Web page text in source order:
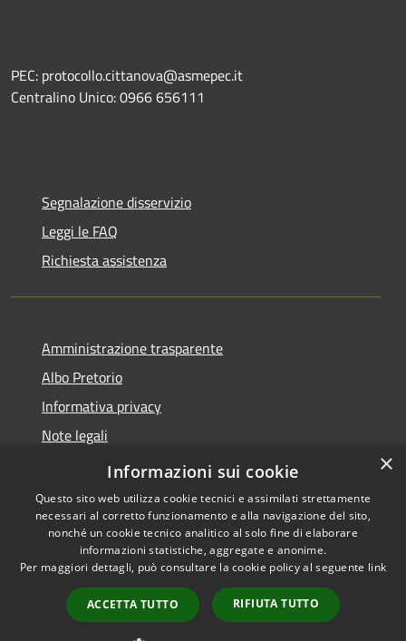
PEC: protocollo.cittanova@asmepec.it
Centralino Unico: 0966 656111
Segnalazione disservizio
Leggi le FAQ
Richiesta assistenza
Amministrazione trasparente
Albo Pretorio
Informativa privacy
Note legali
Dichiarazione di accessibilità
Accessibilità
Copyright © 2026 • Comune di
Cittanova • Powered by
Municipium•
Accesso
redazione
×
Informazioni sui cookie
Questo sito web utilizza cookie tecnici e assimilati strettamente
necessari al corretto funzionamento e alla navigazione del sito,
nonché un cookie tecnico analitico al solo fine di elaborare
informazioni statistiche, aggregate e anonime.
Per maggiori dettagli, può consultare la cookie policy al seguente link
ACCETTA TUTTO RIFIUTA TUTTO